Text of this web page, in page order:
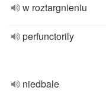
w roztargnieniu
perfunctorily
niedbale